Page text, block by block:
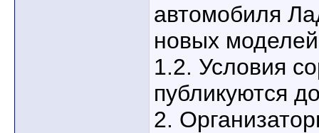
автомобиля
новых
1.2. Условия
публикуются
2.